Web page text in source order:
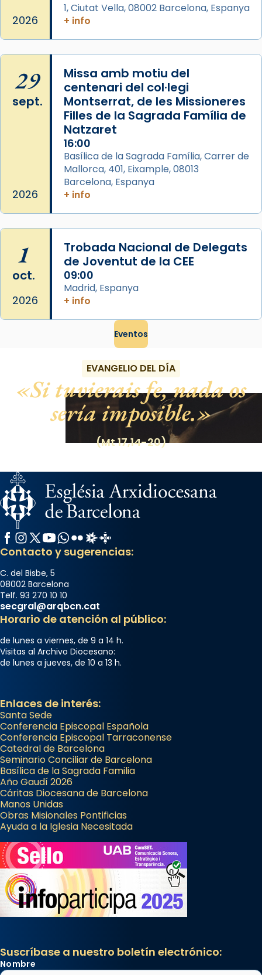
2026
1, Ciutat Vella, 08002 Barcelona, Espanya
+ info
29
sept.
2026
Missa amb motiu del
centenari del col·legi
Montserrat, de les Missioneres
Filles de la Sagrada Família de
Natzaret
16:00
Basílica de la Sagrada Família, Carrer de
Mallorca, 401, Eixample, 08013
Barcelona, Espanya
+ info
1
oct.
2026
Trobada Nacional de Delegats
de Joventut de la CEE
09:00
Madrid, Espanya
+ info
Eventos
EVANGELIO DEL DÍA
Si tuvierais fe, nada os
sería imposible.
(Mt 17,14-20)
Facebook
Instagram
X / Twitter
YouTube
WhatsApp
FlickrRadio Estel
Catalunya Cristiana
Contacto y sugerencias:
C. del Bisbe, 5
08002 Barcelona
Telf. 93 270 10 10
secgral@arqbcn.cat
Horario de atención al público:
de lunes a viernes, de 9 a 14 h.
Visitas al Archivo Diocesano:
de lunes a jueves, de 10 a 13 h.
Enlaces de interés:
Santa Sede
Conferencia Episcopal Española
Conferencia Episcopal Tarraconense
Catedral de Barcelona
Seminario Conciliar de Barcelona
Basílica de la Sagrada Familia
Año Gaudí 2026
Cáritas Diocesana de Barcelona
Manos Unidas
Obras Misionales Pontificias
Ayuda a la Iglesia Necesitada
Suscríbase a nuestro boletín electrónico:
Nombre